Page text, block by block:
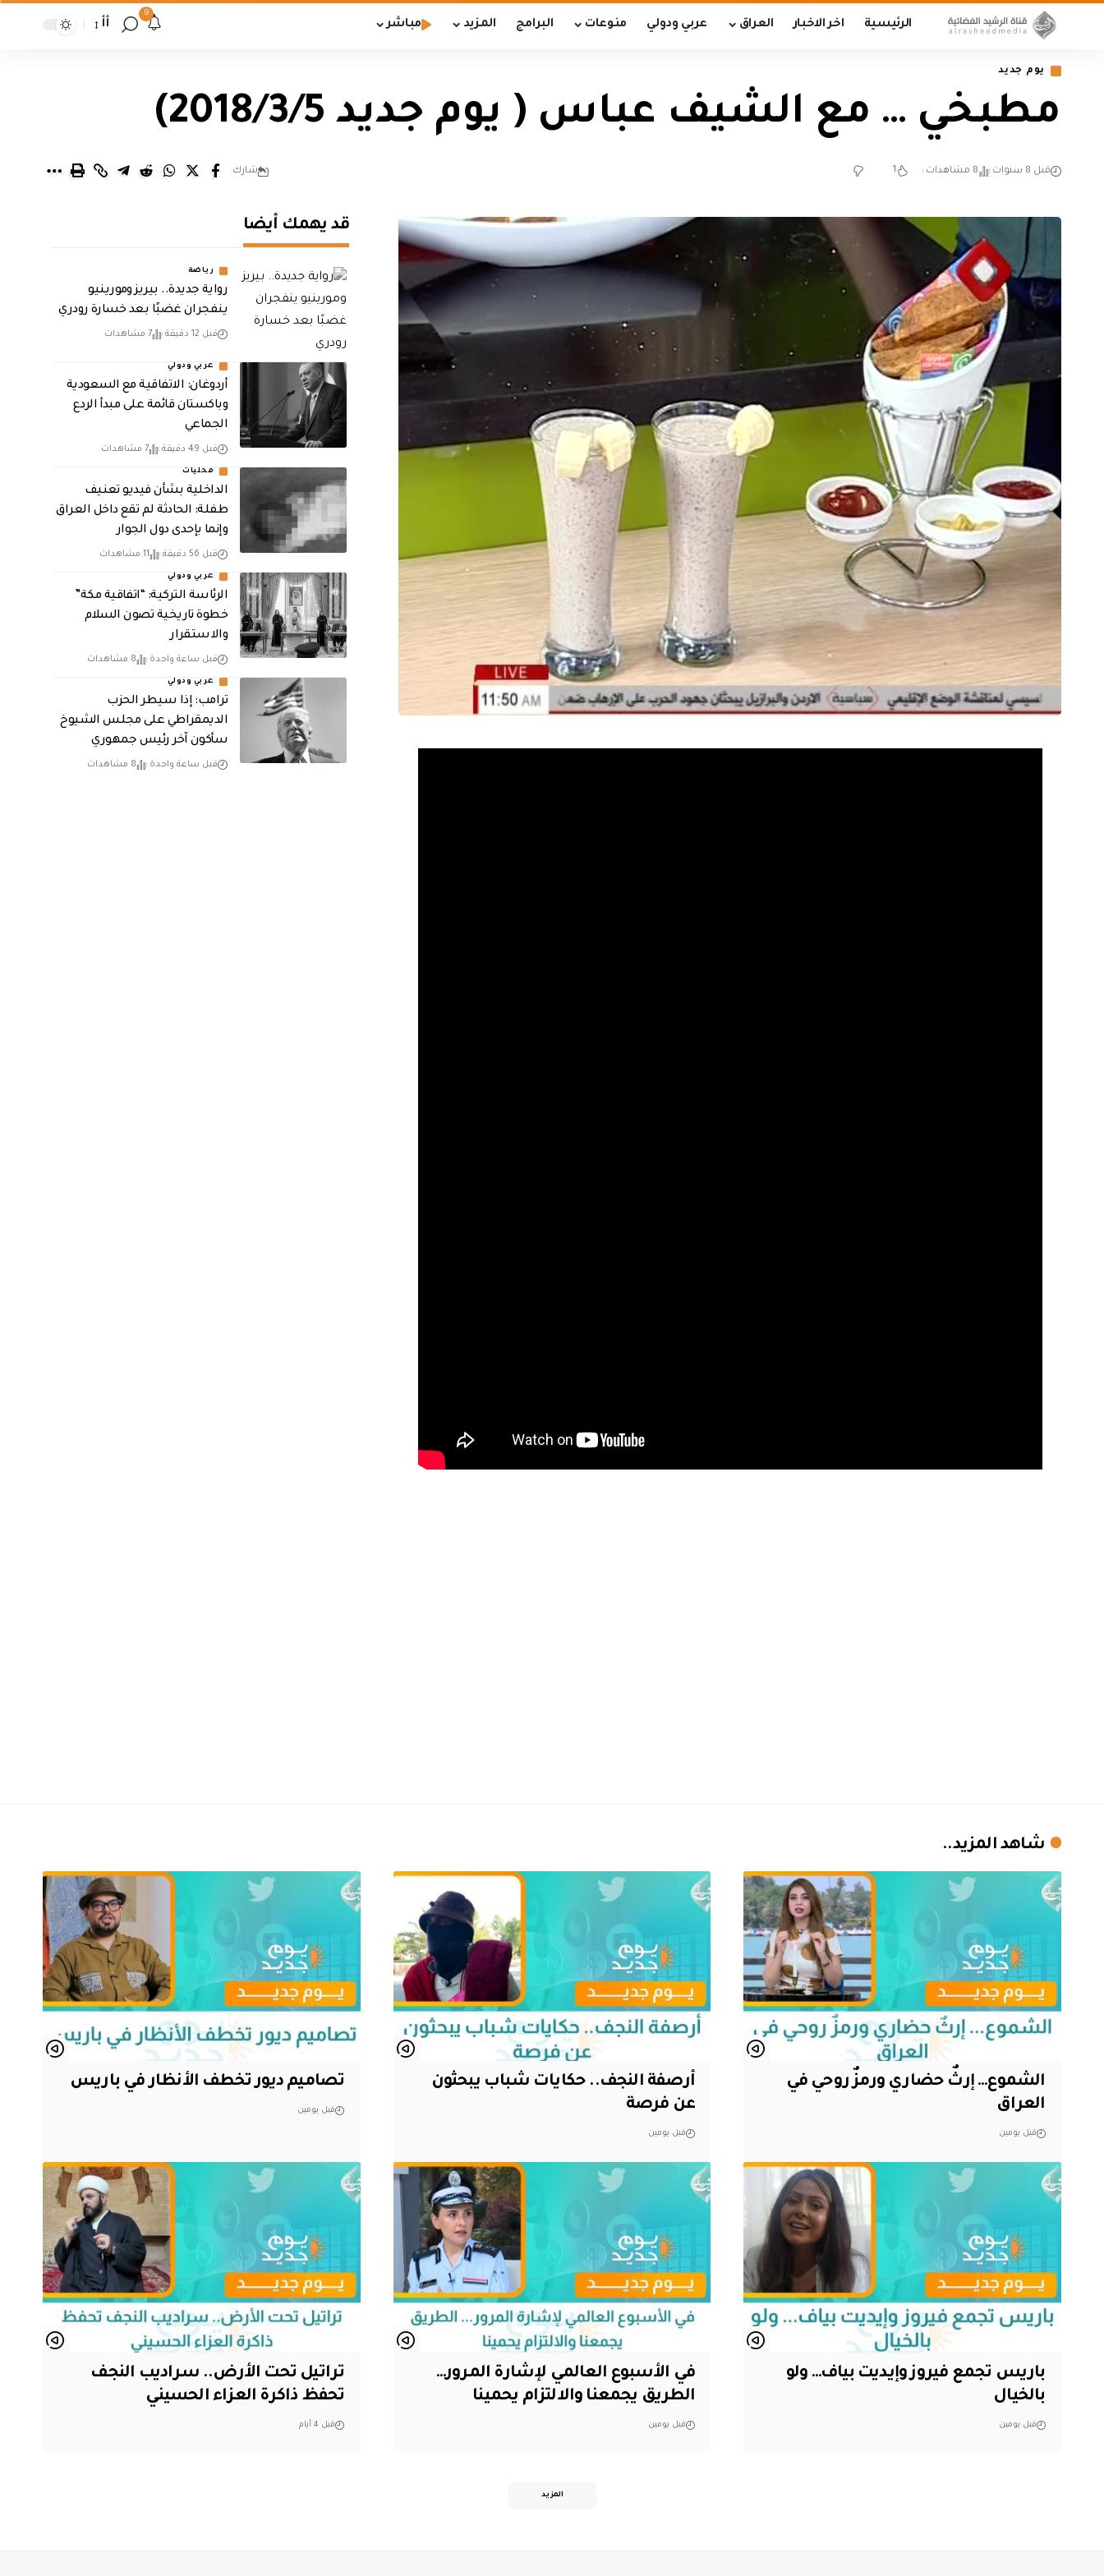
الرئيسية اخر الاخبار العراق عربي ودولي منوعات البرامج المزيد مباشر
9
أأ
يوم جديد
مطبخي … مع الشيف عباس ( يوم جديد 2018/3/5)
قبل 8 سنوات 8 مشاهدات 1 شارك
قد يهمك أيضا
رياضة
رواية جديدة.. بيريز ومورينيو
ينفجران غضبًا بعد خسارة رودري
قبل 12 دقيقة 7 مشاهدات
عربي ودولي
أردوغان: الاتفاقية مع السعودية
وباكستان قائمة على مبدأ الردع
الجماعي
قبل 49 دقيقة 7 مشاهدات
محليات
الداخلية بشأن فيديو تعنيف
طفلة: الحادثة لم تقع داخل العراق
وإنما بإحدى دول الجوار
قبل 56 دقيقة 11 مشاهدات
عربي ودولي
الرئاسة التركية: “اتفاقية مكة”
خطوة تاريخية تصون السلام
والاستقرار
قبل ساعة واحدة 8 مشاهدات
عربي ودولي
ترامب: إذا سيطر الحزب
الديمقراطي على مجلس الشيوخ
سأكون آخر رئيس جمهوري
قبل ساعة واحدة 8 مشاهدات
شاهد المزيد..
الشموع… إرثٌ حضاري ورمزٌ روحي في
العراق
قبل يومين
أرصفة النجف.. حكايات شباب يبحثون
عن فرصة
قبل يومين
تصاميم ديور تخطف الأنظار في باريس
قبل يومين
باريس تجمع فيروز وإيديت بياف… ولو
بالخيال
قبل يومين
في الأسبوع العالمي لإشارة المرور…
الطريق يجمعنا والالتزام يحمينا
قبل يومين
تراتيل تحت الأرض.. سراديب النجف
تحفظ ذاكرة العزاء الحسيني
قبل 4 أيام
المزيد